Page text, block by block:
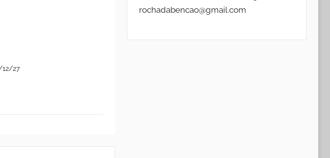
12/27
rochadabencao@gmail.com